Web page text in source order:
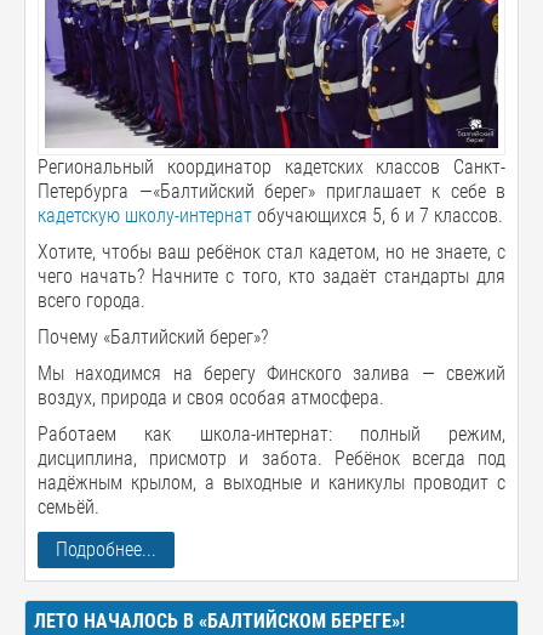
Региональный координатор кадетских классов Санкт-
Петербурга —«Балтийский берег» приглашает к себе в
кадетскую школу-интернат обучающихся 5, 6 и 7 классов.
Хотите, чтобы ваш ребёнок стал кадетом, но не знаете, с
чего начать? Начните с того, кто задаёт стандарты для
всего города.
Почему «Балтийский берег»?
Мы находимся на берегу Финского залива — свежий
воздух, природа и своя особая атмосфера.
Работаем как школа-интернат: полный режим,
дисциплина, присмотр и забота. Ребёнок всегда под
надёжным крылом, а выходные и каникулы проводит с
семьёй.
Подробнее...
ЛЕТО НАЧАЛОСЬ В «БАЛТИЙСКОМ БЕРЕГЕ»!